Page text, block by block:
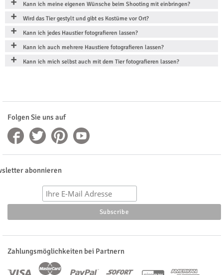
Kann ich meine eigenen Wünsche beim Shooting mit einbringen?
Wird das Tier gestylt und gibt es Kostüme vor Ort?
Kann ich jedes Haustier fotografieren lassen?
Kann ich auch mehrere Haustiere fotografieren lassen?
Kann ich mich selbst auch mit dem Tier fotografieren lassen?
Folgen Sie uns auf
abonnieren
Zahlungsmöglichkeiten bei Partnern